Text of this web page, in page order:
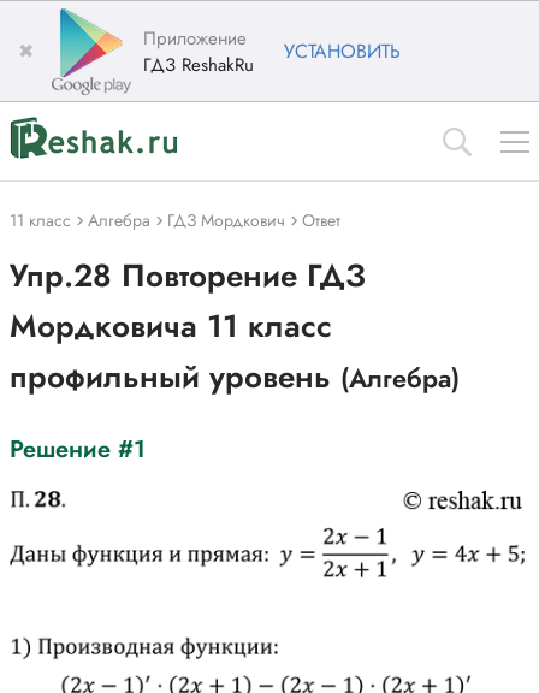
✖
Приложение
ГДЗ ReshakRu
УСТАНОВИТЬ
11 класс Алгебра ГДЗ Мордкович Ответ
Упр.28 Повторение ГДЗ
Мордковича 11 класс
профильный уровень (Алгебра)
Решение #1